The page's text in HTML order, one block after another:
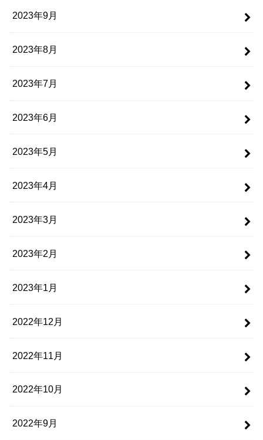
2023年9月
2023年8月
2023年7月
2023年6月
2023年5月
2023年4月
2023年3月
2023年2月
2023年1月
2022年12月
2022年11月
2022年10月
2022年9月